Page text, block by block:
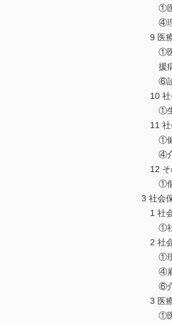
①医
④理
9 医
①医
援病
⑥診
10 社
①生
11 社
①健
④介
12 そ
①個
3 社会
1 社
①社
2 社
①現
④雇
⑥介
3 医
①医